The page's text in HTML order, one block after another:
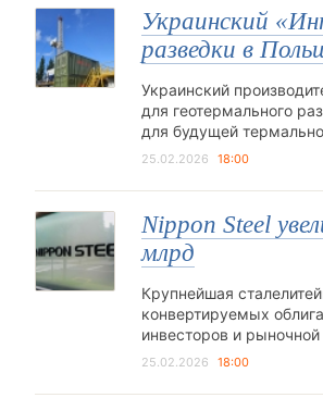
Украинский
разведки в
Украинский
для геотермального
для будущей
25.02.2026 18:00
Nippon Steel
млрд
Крупнейшая
конвертируемых
инвесторов и
25.02.2026 18:00